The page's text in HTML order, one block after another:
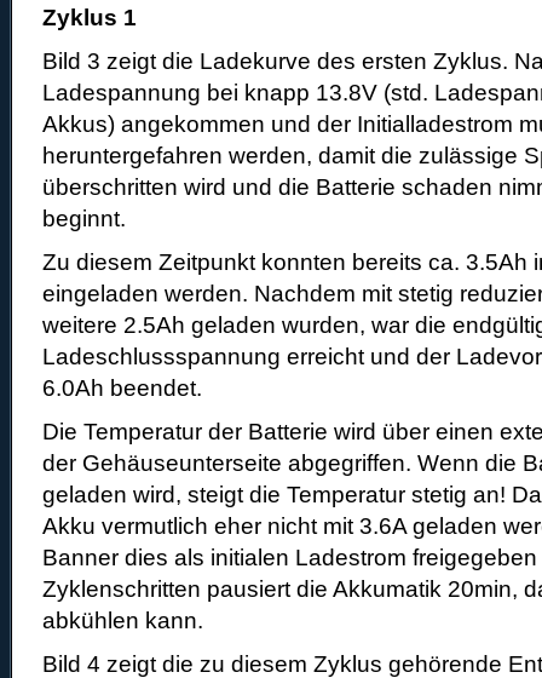
Zyklus 1
Bild 3 zeigt die Ladekurve des ersten Zyklus.
Ladespannung bei knapp 13.8V (std.
Akkus) angekommen und der Initialladestrom
heruntergefahren werden, damit die zulässige
überschritten wird und die Batterie schaden
beginnt.
Zu diesem Zeitpunkt konnten bereits ca. 3.5Ah
eingeladen werden. Nachdem mit stetig
weitere 2.5Ah geladen wurden, war die
Ladeschlussspannung erreicht und der
6.0Ah beendet.
Die Temperatur der Batterie wird über einen
der Gehäuseunterseite abgegriffen. Wenn die
geladen wird, steigt die Temperatur stetig an!
Akku vermutlich eher nicht mit 3.6A geladen
Banner dies als initialen Ladestrom
Zyklenschritten pausiert die Akkumatik 20min,
abkühlen kann.
Bild 4 zeigt die zu diesem Zyklus gehörende